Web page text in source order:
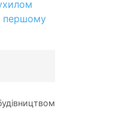
першому